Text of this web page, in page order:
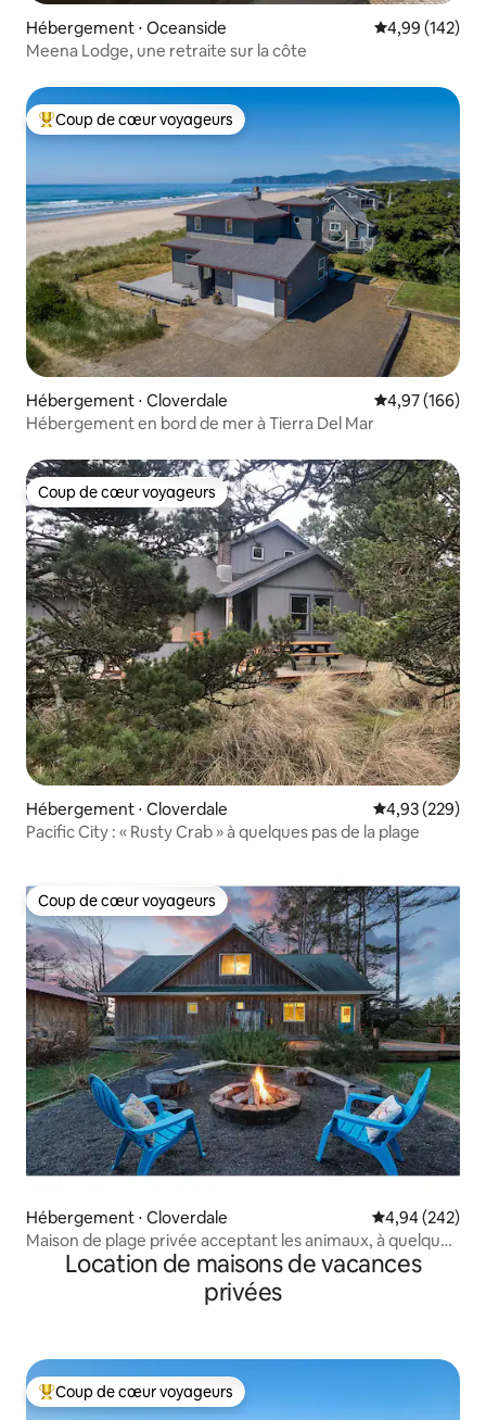
Hébergement ⋅ Oceanside Évaluation
4,99 (142)
Meena Lodge, une retraite sur la côte
Coups de cœur voyageurs les plus appréciés
Coup de cœur voyageurs
Hébergement ⋅ Cloverdale Évaluation
4,97 (166)
Hébergement en bord de mer à Tierra Del Mar
Coup de cœur voyageurs
Coup de cœur voyageurs
Hébergement ⋅ Cloverdale Évaluation
4,93 (229)
Pacific City : « Rusty Crab » à quelques pas de la plage
Coup de cœur voyageurs
Coup de cœur voyageurs
Hébergement ⋅ Cloverdale Évaluation
4,94 (242)
Maison de plage privée acceptant les animaux, à quelques
pas de la plage
Location de maisons de vacances
privées
Coups de cœur voyageurs les plus appréciés
Coup de cœur voyageurs